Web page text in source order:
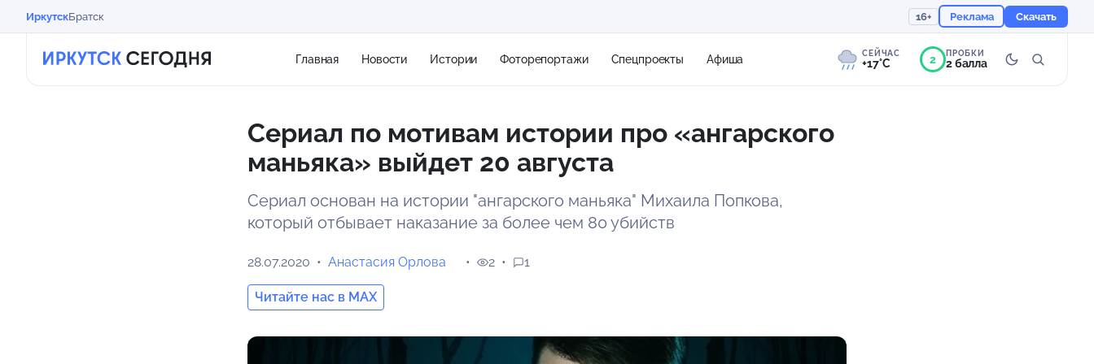
ИркутскБратск 16+ Реклама Скачать
Главная Новости Истории Фоторепортажи Спецпроекты Афиша СЕЙЧАС
+17°C
+17°
759 мм
2 ПРОБКИ
2 балла
Сериал по мотивам истории про «ангарского
маньяка» выйдет 20 августа
Сериал основан на истории "ангарского маньяка" Михаила Попкова,
который отбывает наказание за более чем 80 убийств
28.07.2020 Анастасия Орлова
Читайте нас в MAX
2 1